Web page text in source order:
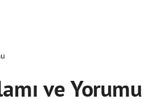
ve Yorumu